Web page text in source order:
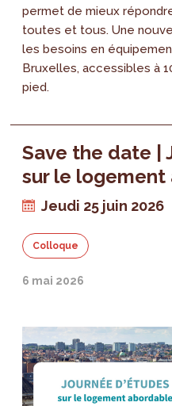
permet de mieux
toutes et tous. Une
les besoins en
Bruxelles, accessibles à
pied.
Save the date |
sur le
Jeudi 25 juin 2026
Colloque
6 mai 2026